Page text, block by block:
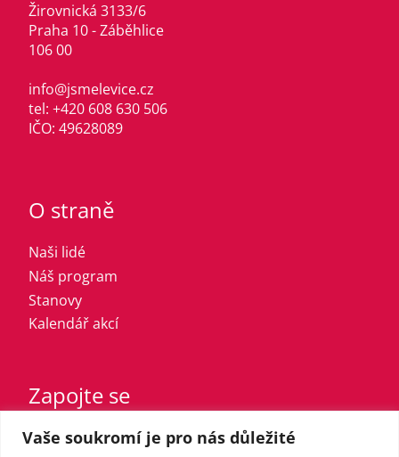
Vaše soukromí je pro nás důležité
Žirovnická 3133/6
Praha 10 - Záběhlice
106 00
info@jsmelevice.cz
tel: +420 608 630 506
IČO: 49628089
O straně
Naši lidé
Náš program
Stanovy
Kalendář akcí
Zapojte se
Vstupte do strany